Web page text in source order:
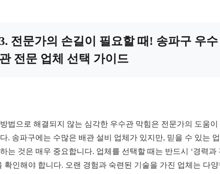
전문가의 손길이 필요할 때! 송파구 우수
전문 업체 선택 가이드
법으로 해결되지 않는 심각한 우수관 막힘은 전문가의 도움이
. 송파구에는 수많은 배관 설비 업체가 있지만, 믿을 수 있는
는 것은 매우 중요합니다. 업체를 선택할 때는 반드시 ‘경력과
확인해야 합니다. 오랜 경험과 숙련된 기술을 가진 업체는 다